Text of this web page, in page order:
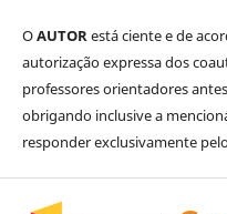
OAUTORestá ciente e de
autorização expressa dos
professores orientadores
obrigando inclusive a
responder exclusivamente